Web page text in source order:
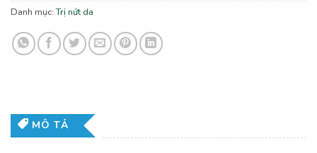
Danh mục:Trị nứt da
MÔ TẢ